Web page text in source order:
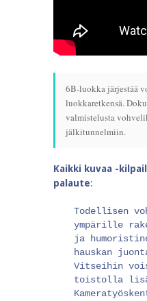
6B-luokka järjestää
luokkaretkensä.
valmistelusta
jälkitunnelmiin.
Kaikki kuvaa -
palaute:
Todellisen
ympärille
ja
hauskan
Vitseihin
toistolla